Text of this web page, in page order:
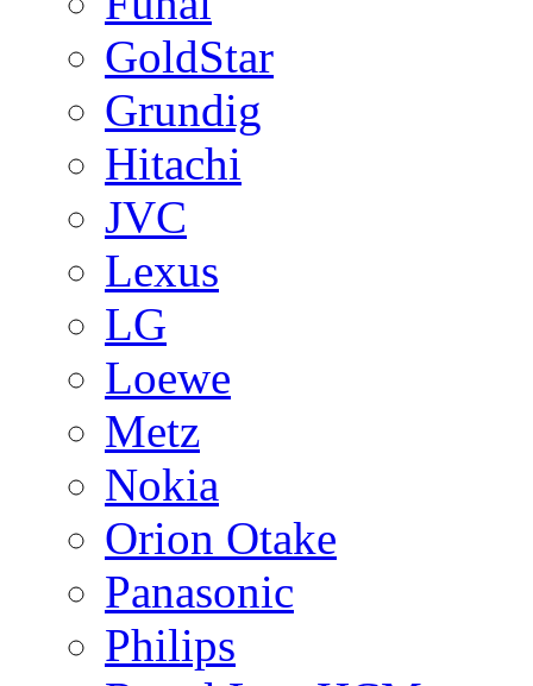
GoldStar
Grundig
Hitachi
JVC
Lexus
LG
Loewe
Metz
Nokia
Orion Otake
Panasonic
Philips